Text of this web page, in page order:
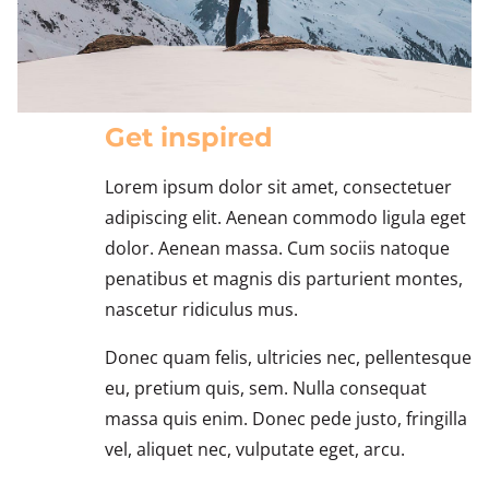
Get inspired
Lorem ipsum dolor sit amet, consectetuer
adipiscing elit. Aenean commodo ligula eget
dolor. Aenean massa. Cum sociis natoque
penatibus et magnis dis parturient montes,
nascetur ridiculus mus.
Donec quam felis, ultricies nec, pellentesque
eu, pretium quis, sem. Nulla consequat
massa quis enim. Donec pede justo, fringilla
vel, aliquet nec, vulputate eget, arcu.